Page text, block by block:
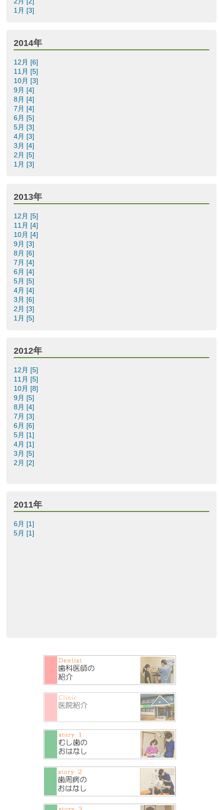
1月 [3]
2014年
12月 [6]
11月 [5]
10月 [3]
9月 [4]
8月 [4]
7月 [4]
6月 [5]
5月 [3]
4月 [3]
3月 [4]
2月 [5]
1月 [3]
2013年
12月 [5]
11月 [4]
10月 [4]
9月 [3]
8月 [6]
7月 [4]
6月 [4]
5月 [5]
4月 [4]
3月 [6]
2月 [3]
1月 [5]
2012年
12月 [5]
11月 [5]
10月 [8]
9月 [5]
8月 [4]
7月 [3]
6月 [6]
5月 [1]
4月 [1]
3月 [5]
2月 [2]
2011年
6月 [1]
5月 [1]